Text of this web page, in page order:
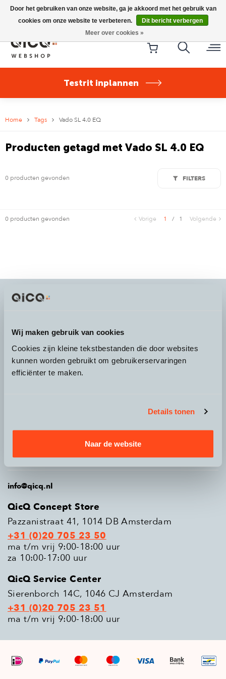
Wij maken gebruik van cookies
Cookies zijn kleine tekstbestanden die door websites
kunnen worden gebruikt om gebruikerservaringen
efficiënter te maken.
Details tonen
Naar de website
Riese & Müller Nevo5 Silent Core nu direct uit voorraad
leverbaar!
Testrit inplannen
Home Tags Vado SL 4.0 EQ
Producten getagd met Vado SL 4.0 EQ
0 producten gevonden FILTERS
0 producten gevonden Vorige 1 / 1 Volgende
Over QicQ
Productgroepen
Populaire modellen
info@qicq.nl
QicQ Concept Store
Pazzanistraat 41, 1014 DB Amsterdam
+31 (0)20 705 23 50
ma t/m vrij 9:00-18:00 uur
za 10:00-17:00 uur
QicQ Service Center
Sierenborch 14C, 1046 CJ Amsterdam
+31 (0)20 705 23 51
ma t/m vrij 9:00-18:00 uur
Door het gebruiken van onze website, ga je akkoord met het gebruik van
cookies om onze website te verbeteren.
Dit bericht verbergen
Meer over cookies »